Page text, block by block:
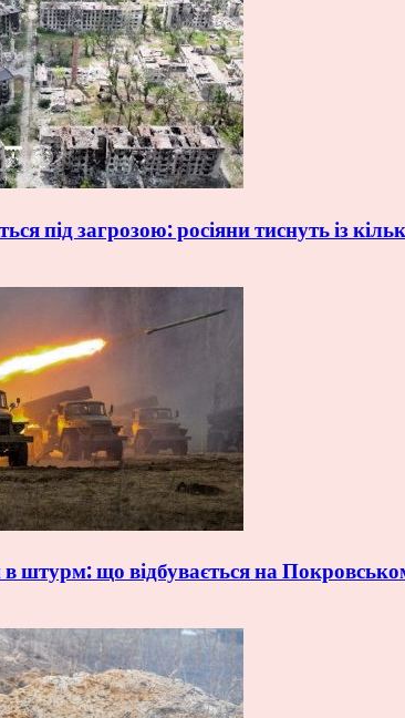
під загрозою: росіяни тиснуть із
штурм: що відбувається на